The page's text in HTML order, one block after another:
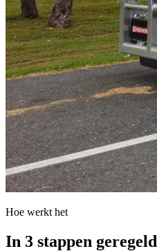
Hoe werkt het
In 3 stappen geregeld